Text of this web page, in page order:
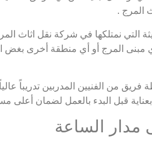
المرج .
التي نمتلكها في شركة نقل اثاث
مبنى المرج أو أي منطقة أخرى
من الفنيين المدربين تدريباً
قبل البدء بالعمل لضمان أعلى